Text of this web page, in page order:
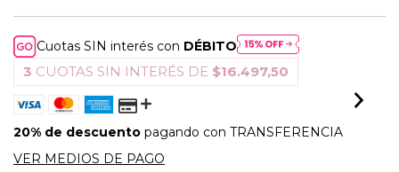
Cuotas SIN interés con DÉBITO
3 CUOTAS SIN INTERÉS DE $16.497,50
20% de descuento pagando con TRANSFERENCIA
VER MEDIOS DE PAGO